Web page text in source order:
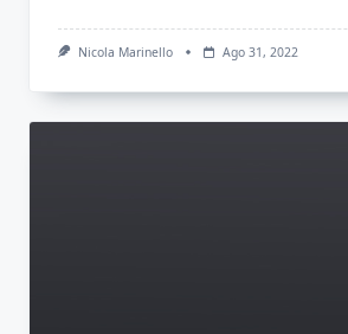
Nicola Marinello Ago 31, 2022